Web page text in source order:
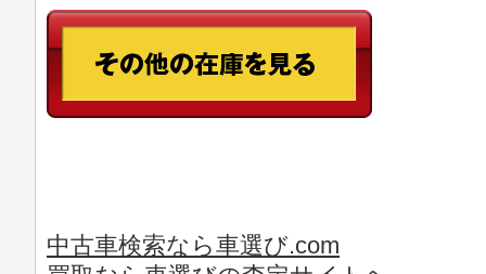
中古車検索なら車選び.com